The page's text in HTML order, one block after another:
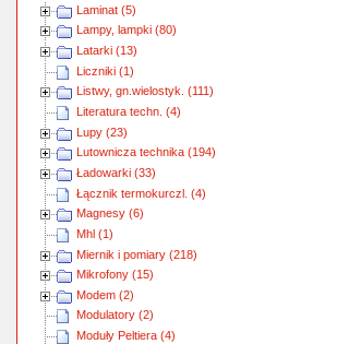
Laminat (5)
Lampy, lampki (80)
Latarki (13)
Liczniki (1)
Listwy, gn.wielostyk. (111)
Literatura techn. (4)
Lupy (23)
Lutownicza technika (194)
Ładowarki (33)
Łącznik termokurczl. (4)
Magnesy (6)
Mhl (1)
Miernik i pomiary (218)
Mikrofony (15)
Modem (2)
Modulatory (2)
Moduły Peltiera (4)